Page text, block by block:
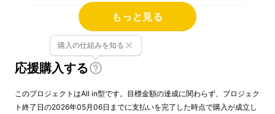
ディープインパクト
（シリーズ1番人気）
オルフェーヴル
ソダシ
もっと見る
応援購入する
購入の仕組みを知る
このプロジェクトはAll in型です。目標金額の達成に関わらず、プロジェク
ト終了日の2026年05月06日までに支払いを完了した時点で購入が成立し